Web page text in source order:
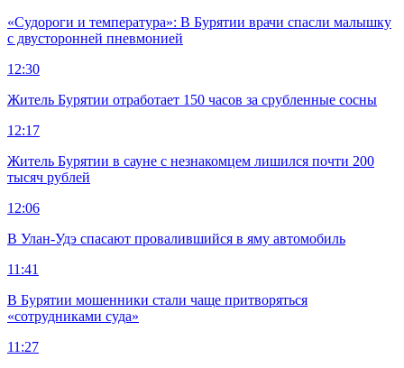
«Судороги и температура»: В Бурятии врачи спасли малышку
с двусторонней пневмонией
12:30
Житель Бурятии отработает 150 часов за срубленные сосны
12:17
Житель Бурятии в сауне с незнакомцем лишился почти 200
тысяч рублей
12:06
В Улан-Удэ спасают провалившийся в яму автомобиль
11:41
В Бурятии мошенники стали чаще притворяться
«сотрудниками суда»
11:27